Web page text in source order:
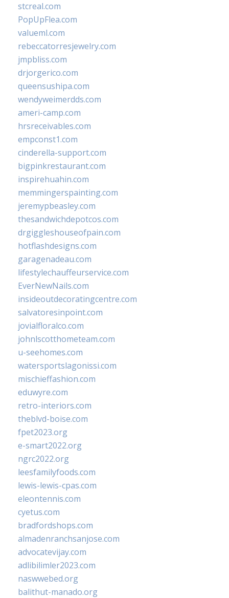
stcreal.com
PopUpFlea.com
valueml.com
rebeccatorresjewelry.com
jmpbliss.com
drjorgerico.com
queensushipa.com
wendyweimerdds.com
ameri-camp.com
hrsreceivables.com
empconst1.com
cinderella-support.com
bigpinkrestaurant.com
inspirehuahin.com
memmingerspainting.com
jeremypbeasley.com
thesandwichdepotcos.com
drgiggleshouseofpain.com
hotflashdesigns.com
garagenadeau.com
lifestylechauffeurservice.com
EverNewNails.com
insideoutdecoratingcentre.com
salvatoresinpoint.com
jovialfloralco.com
johnlscotthometeam.com
u-seehomes.com
watersportslagonissi.com
mischieffashion.com
eduwyre.com
retro-interiors.com
theblvd-boise.com
fpet2023.org
e-smart2022.org
ngrc2022.org
leesfamilyfoods.com
lewis-lewis-cpas.com
eleontennis.com
cyetus.com
bradfordshops.com
almadenranchsanjose.com
advocatevijay.com
adlibilimler2023.com
naswwebed.org
balithut-manado.org